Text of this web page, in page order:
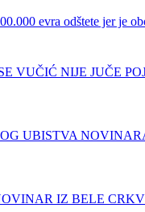
evra odštete jer je
VUČIĆ NIJE JUČE
UBISTVA
IZ BELE